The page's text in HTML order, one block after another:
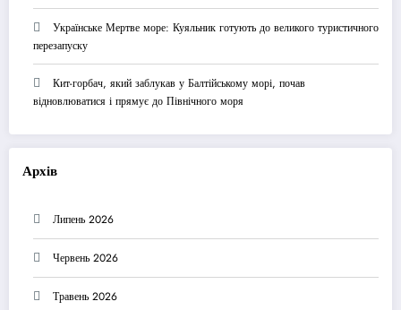
Українське Мертве море: Куяльник готують до великого туристичного
перезапуску
Кит-горбач, який заблукав у Балтійському морі, почав
відновлюватися і прямує до Північного моря
Архів
Липень 2026
Червень 2026
Травень 2026